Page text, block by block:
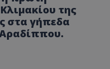
της
στα γήπεδα